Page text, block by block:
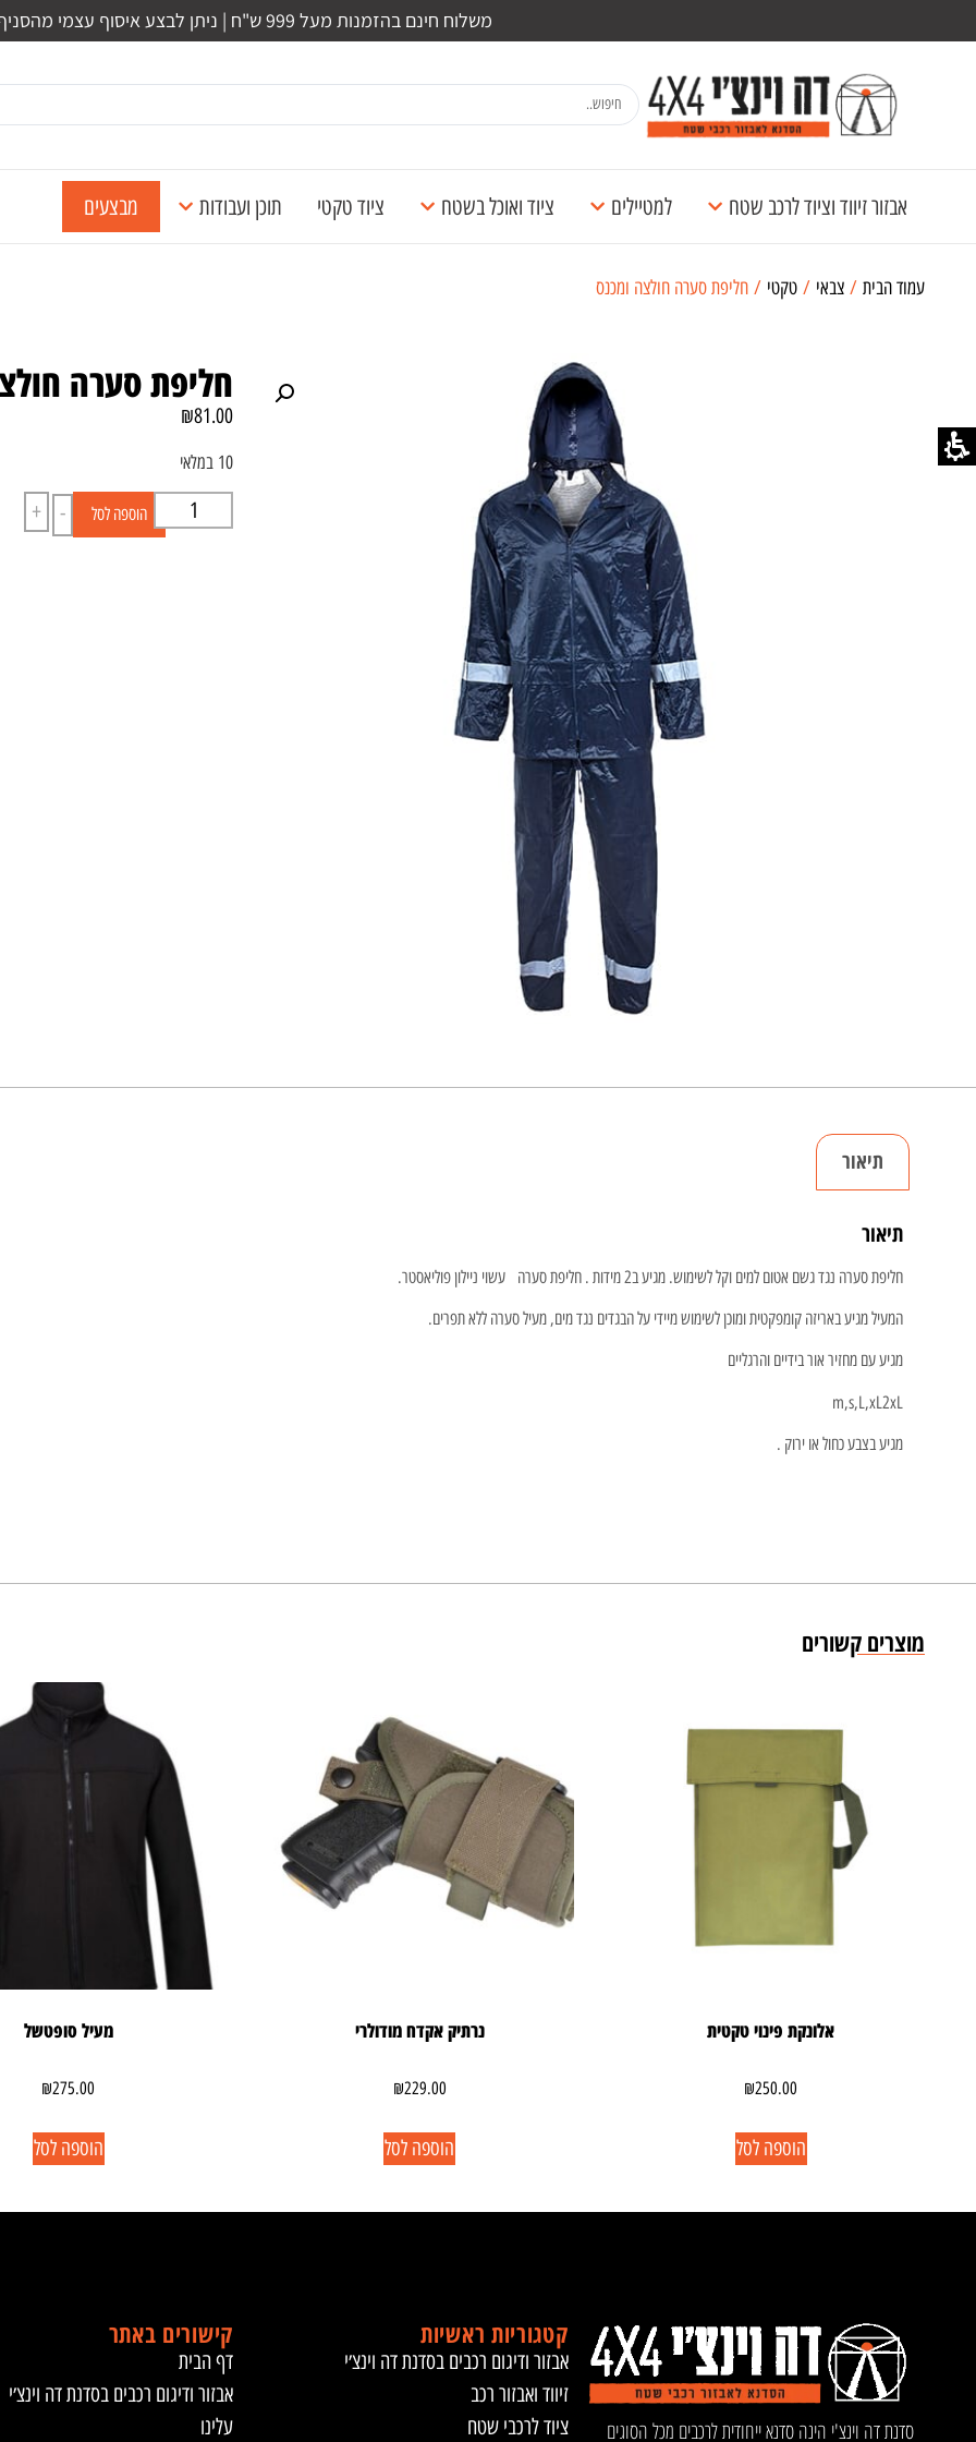
משלוח חינם בהזמנות מעל 999 ש"ח | ניתן לבצע איסוף עצמי מהסניף
אבזור זיווד וציוד לרכב שטח למטיילים ציוד ואוכל בשטח ציוד טקטי תוכן ועבודות מבצעים
עמוד הבית / צבאי / טקטי / חליפת סערה חולצה ומכנס
חליפת סערה
₪81.00
10 במלאי
-
+ הוספה לסל
תיאור
תיאור
חליפת סערה נגד גשם אטום למים וקל לשימוש. מגיע ב2 מידות . חליפת סערה עשוי ניילון פוליאסטר.
המעיל מגיע באריזה קומפקטית ומוכן לשימוש מיידי על הבגדים נגד מים, מעיל סערה ללא תפרים.
מגיע עם מחזיר אור בידיים והרגליים
m,s,L,xL2xL
מגיע בצבע כחול או ירוק .
מוצרים קשורים
אלונקת פינוי טקטית
₪250.00
הוספה לסל
נרתיק אקדח מודולרי
₪229.00
הוספה לסל
מעיל סופטשל
₪275.00
הוספה לסל
סדנת דה וינצ'י הינה סדנא ייחודית לרכבים מכל הסוגים
קטגוריות ראשיות
אבזור ודיגום רכבים בסדנת דה וינצ׳י
זיווד ואבזור רכב
ציוד לרכבי שטח
קישורים באתר
דף הבית
אבזור ודיגום רכבים בסדנת דה וינצ׳י
עלינו